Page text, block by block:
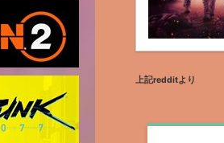
上記redditより